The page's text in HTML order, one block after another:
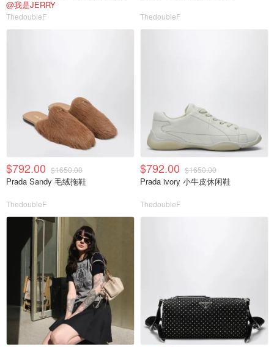
@我是JERRY
ThedoubleF ThedoubleF
$792.00 $1650.00
Prada Sandy 毛绒拖鞋
ThedoubleF
$792.00 $1650.00
Prada ivory 小牛皮休闲鞋
ThedoubleF